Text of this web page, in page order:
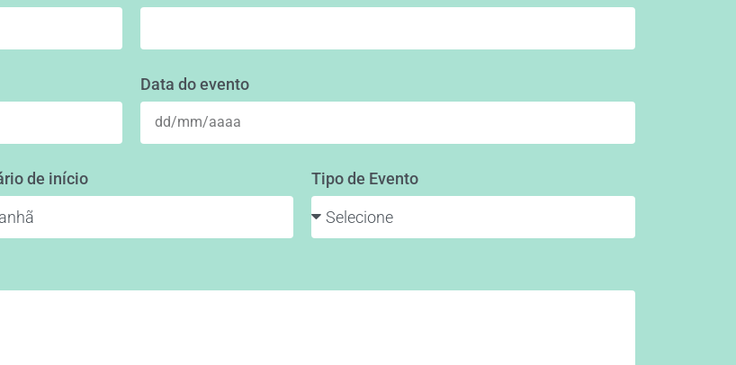
Data do evento
de início Tipo de Evento